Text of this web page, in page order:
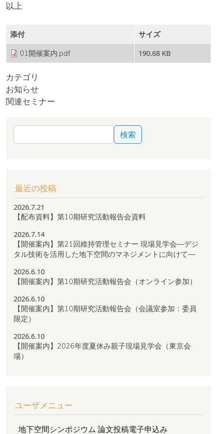
以上
添付 サイズ
01開催案内.pdf 190.68 KB
カテゴリ
お知らせ
関連セミナー
検索
最近の投稿
2026.7.21
【配布資料】第10期研究活動報告会資料
2026.7.14
【開催案内】第21回維持管理セミナー 現場見学会―デジ
タル技術を活用した地下空間のマネジメントに向けて―
2026.6.10
【開催案内】第10期研究活動報告会（オンライン参加）
2026.6.10
【開催案内】第10期研究活動報告会（会議室参加：委員
限定）
2026.6.10
【開催案内】2026年度夏休み親子現場見学会（東京会
場）
ユーザメニュー
地下空間シンポジウム 論文投稿電子申込み